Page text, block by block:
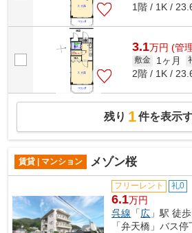
1階 / 1K /
3.1万円 (管
敷金 1ヶ月
2階 / 1K /
残り 1件を表示
賃貸 | マンション メゾン桜
フリーレント 礼0
6.1万円
呉線 「広 」駅 徒
「弁天橋」バス